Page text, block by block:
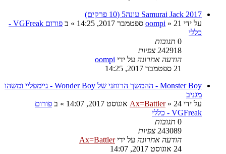
Samurai Jack 2017 עונה5 (10 פרקים)
על ידי
oompi » 21 ספטמבר 2017, 14:25 » ב
פורום VGFreak -
כללי
0 תגובות
242918 צפיות
הודעה אחרונה על ידי oompi
21 ספטמבר 2017, 14:25
Monster Boy - ההמשך הרוחני של Wonder Boy - גיימפליי ומשהו
מגניב
על ידי
Ax=Battler» 24 אוגוסט 2017, 14:07 » ב פורום
VGFreak - כללי
0 תגובות
243089 צפיות
הודעה אחרונה על ידיAx=Battler
24 אוגוסט 2017, 14:07